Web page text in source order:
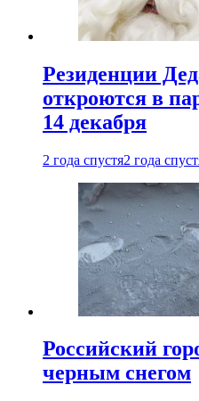
Резиденции
откроются в
14 декабря
2 года спустя2 года
Российский
черным снегом